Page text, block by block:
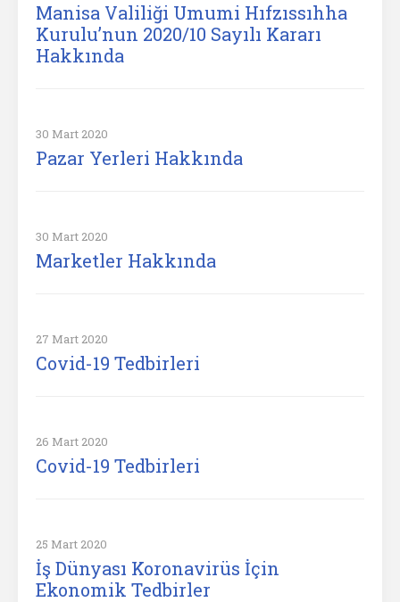
Manisa Valiliği Umumi Hıfzıssıhha
Kurulu’nun 2020/10 Sayılı Kararı
Hakkında
30 Mart 2020
Pazar Yerleri Hakkında
30 Mart 2020
Marketler Hakkında
27 Mart 2020
Covid-19 Tedbirleri
26 Mart 2020
Covid-19 Tedbirleri
25 Mart 2020
İş Dünyası Koronavirüs İçin
Ekonomik Tedbirler